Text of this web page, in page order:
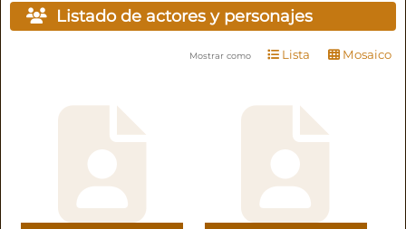
Listado de actores y personajes
Mostrar como Lista Mosaico